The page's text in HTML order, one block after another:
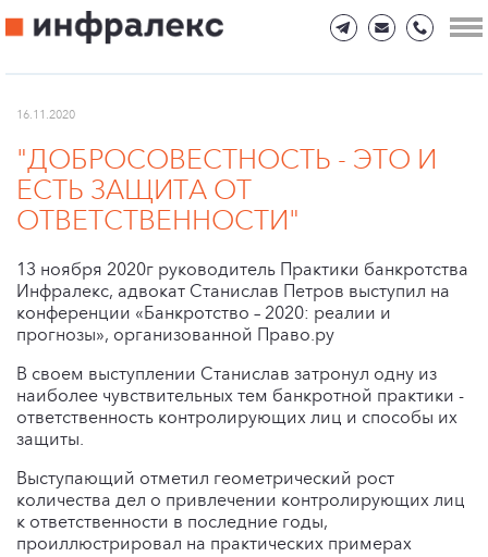
16.11.2020
"ДОБРОСОВЕСТНОСТЬ - ЭТО И
ЕСТЬ ЗАЩИТА ОТ
ОТВЕТСТВЕННОСТИ"
13 ноября 2020г руководитель Практики банкротства
Инфралекс, адвокат Станислав Петров выступил на
конференции «Банкротство – 2020: реалии и
прогнозы», организованной Право.ру
В своем выступлении Станислав затронул одну из
наиболее чувствительных тем банкротной практики -
ответственность контролирующих лиц и способы их
защиты.
Выступающий отметил геометрический рост
количества дел о привлечении контролирующих лиц
к ответственности в последние годы,
проиллюстрировал на практических примерах